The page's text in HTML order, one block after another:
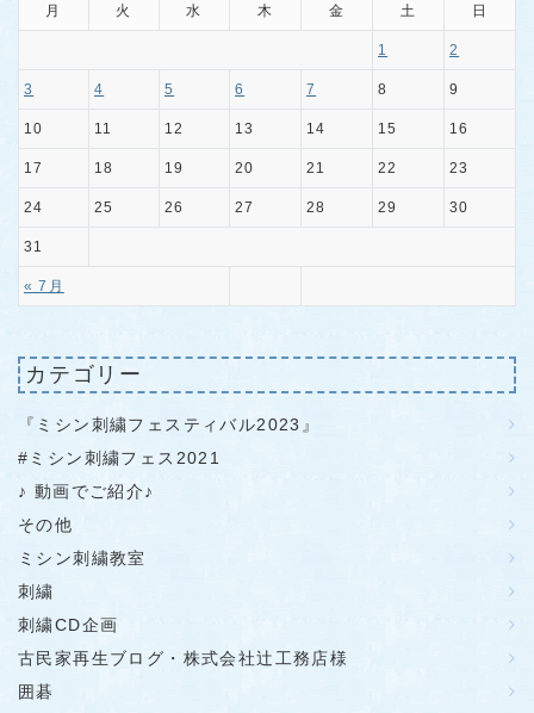
月 火 水 木 金 土 日
« 7月
1 2
3 4 5 6 7 8 9
10 11 12 13 14 15 16
17 18 19 20 21 22 23
24 25 26 27 28 29 30
31
カテゴリー
『ミシン刺繍フェスティバル2023』
#ミシン刺繍フェス2021
♪ 動画でご紹介♪
その他
ミシン刺繍教室
刺繍
刺繍CD企画
古民家再生ブログ・株式会社辻工務店様
囲碁